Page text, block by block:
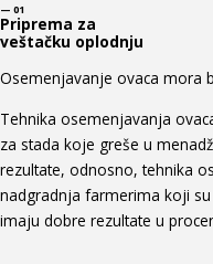
— 01
Priprema za
veštačku oplodnju
Osemenjavanje ovaca mora
Tehnika osemenjavanja
za stada koje greše u
rezultate, odnosno, tehnika
nadgradnja farmerima koji
imaju dobre rezultate u